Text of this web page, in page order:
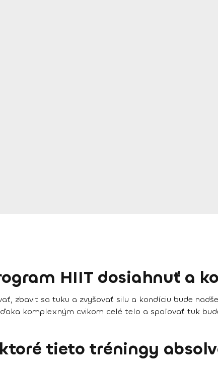
HIIT dosiahnuť a
zbaviť sa tuku a zvyšovať silu a kondíciu bude
komplexným cvikom celé telo a spaľovať tuk
tieto tréningy